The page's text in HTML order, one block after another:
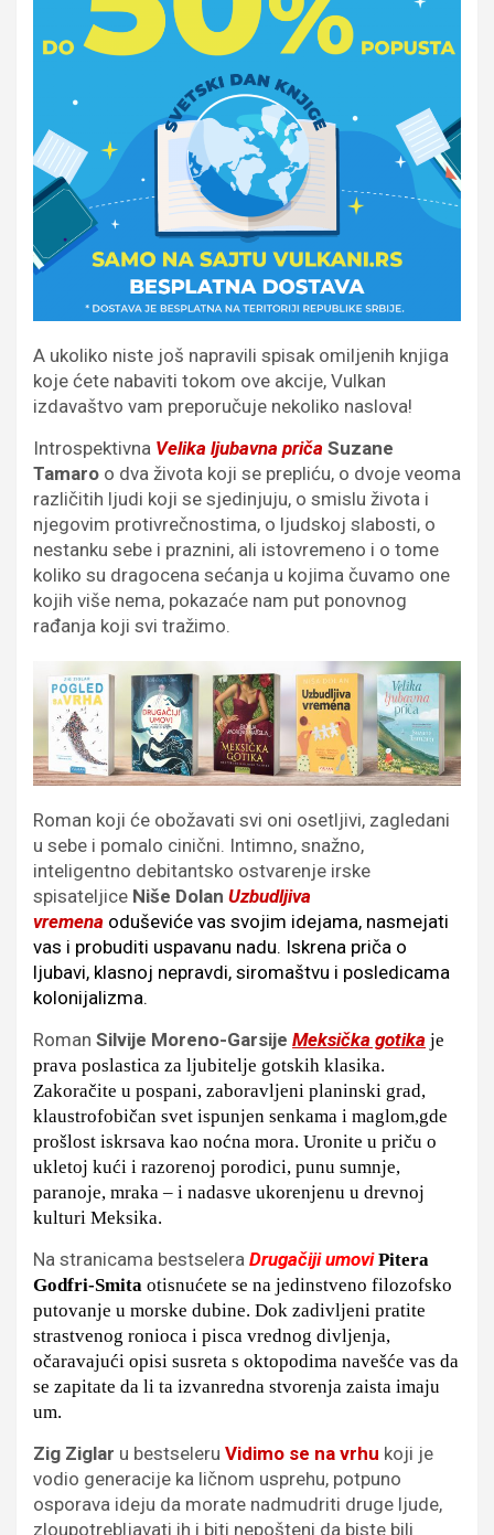
A ukoliko niste još napravili spisak omiljenih knjiga
koje ćete nabaviti tokom ove akcije, Vulkan
izdavaštvo vam preporučuje nekoliko naslova!
Introspektivna Velika ljubavna priča Suzane
Tamaro o dva života koji se prepliću, o dvoje veoma
različitih ljudi koji se sjedinjuju, o smislu života i
njegovim protivrečnostima, o ljudskoj slabosti, o
nestanku sebe i praznini, ali istovremeno i o tome
koliko su dragocena sećanja u kojima čuvamo one
kojih više nema, pokazaće nam put ponovnog
rađanja koji svi tražimo.
Roman koji će obožavati svi oni osetljivi, zagledani
u sebe i pomalo cinični. Intimno, snažno,
inteligentno debitantsko ostvarenje irske
spisateljice Niše Dolan Uzbudljiva
vremena oduševiće vas svojim idejama, nasmejati
vas i probuditi uspavanu nadu. Iskrena priča o
ljubavi, klasnoj nepravdi, siromaštvu i posledicama
kolonijalizma.
Roman Silvije Moreno-Garsije Meksička gotika je
prava poslastica za ljubitelje gotskih klasika.
Zakoračite u pospani, zaboravljeni planinski grad,
klaustrofobičan svet ispunjen senkama i maglom,gde
prošlost iskrsava kao noćna mora. Uronite u priču o
ukletoj kući i razorenoj porodici, punu sumnje,
paranoje, mraka – i nadasve ukorenjenu u drevnoj
kulturi Meksika.
Na stranicama bestselera Drugačiji umovi Pitera
Godfri-Smita otisnućete se na jedinstveno filozofsko
putovanje u morske dubine. Dok zadivljeni pratite
strastvenog ronioca i pisca vrednog divljenja,
očaravajući opisi susreta s oktopodima navešće vas da
se zapitate da li ta izvanredna stvorenja zaista imaju
um.
Zig Ziglar u bestseleru Vidimo se na vrhu koji je
vodio generacije ka ličnom usprehu, potpuno
osporava ideju da morate nadmudriti druge ljude,
zloupotrebljavati ih i biti nepošteni da biste bili